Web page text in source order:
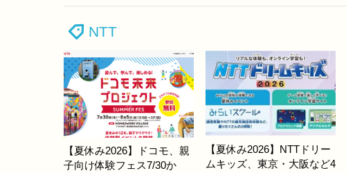
NTT
【夏休み2026】ドコモ、親
子向け体験フェス7/30か
【夏休み2026】NTTドリー
ムキッズ、東京・大阪など4